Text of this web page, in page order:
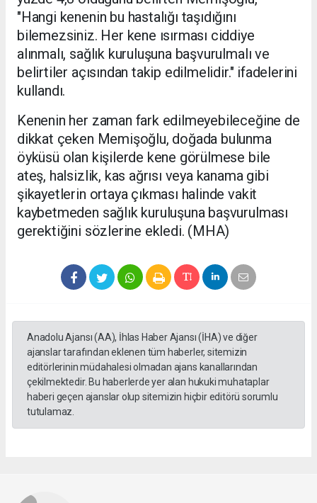
"Hangi kenenin bu hastalığı taşıdığını
bilemezsiniz. Her kene ısırması ciddiye
alınmalı, sağlık kuruluşuna başvurulmalı ve
belirtiler açısından takip edilmelidir." ifadelerini
kullandı.
Kenenin her zaman fark edilmeyebileceğine de
dikkat çeken Memişoğlu, doğada bulunma
öyküsü olan kişilerde kene görülmese bile
ateş, halsizlik, kas ağrısı veya kanama gibi
şikayetlerin ortaya çıkması halinde vakit
kaybetmeden sağlık kuruluşuna başvurulması
gerektiğini sözlerine ekledi. (MHA)
Anadolu Ajansı (AA), İhlas Haber Ajansı (İHA) ve diğer
ajanslar tarafından eklenen tüm haberler, sitemizin
editörlerinin müdahalesi olmadan ajans kanallarından
çekilmektedir. Bu haberlerde yer alan hukuki muhataplar
haberi geçen ajanslar olup sitemizin hiçbir editörü sorumlu
tutulamaz.